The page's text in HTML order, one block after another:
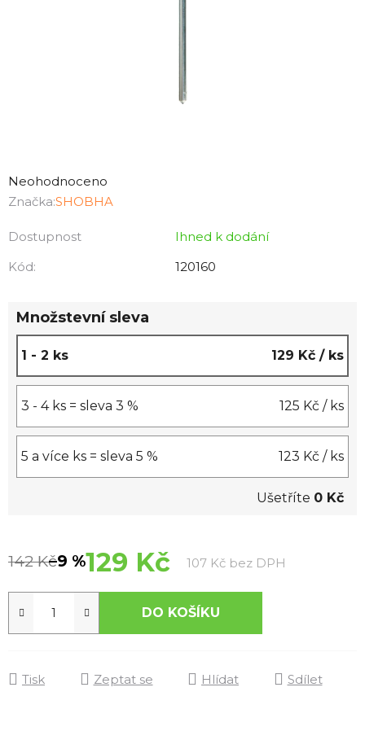
hodnocení
produktu
0,0
z
Neohodnoceno
Značka:SHOBHA
Dostupnost
Ihned k dodání
Kód:
120160
Množstevní sleva
1 - 2 ks 129 Kč / ks
3 - 4 ks = sleva 3 % 125 Kč / ks
5 a více ks = sleva 5 % 123 Kč / ks
Ušetříte 0 Kč
142 Kč–9 %129 Kč 107 Kč bez DPH
DO KOŠÍKU
Tisk Zeptat se Hlídat Sdílet